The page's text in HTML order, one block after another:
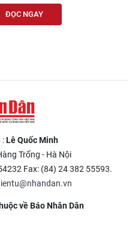
ĐỌC NGAY
:Lê Quốc Minh
Trống - Hà Nội
Fax: (84) 24 382 55593.
về Báo Nhân Dân